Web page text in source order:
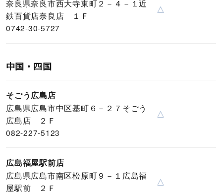
奈良県奈良市西大寺東町２－４－１近
鉄百貨店奈良店 １Ｆ
0742-30-5727
△
中国・四国
そごう広島店
広島県広島市中区基町６－２７そごう
広島店 ２Ｆ
082-227-5123
△
広島福屋駅前店
広島県広島市南区松原町９－１広島福
屋駅前 ２Ｆ
△